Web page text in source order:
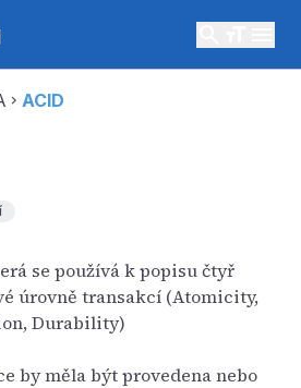
chevron_right ACID
se používá k popisu čtyř
úrovně transakcí (Atomicity,
Durability)
by měla být provedena nebo